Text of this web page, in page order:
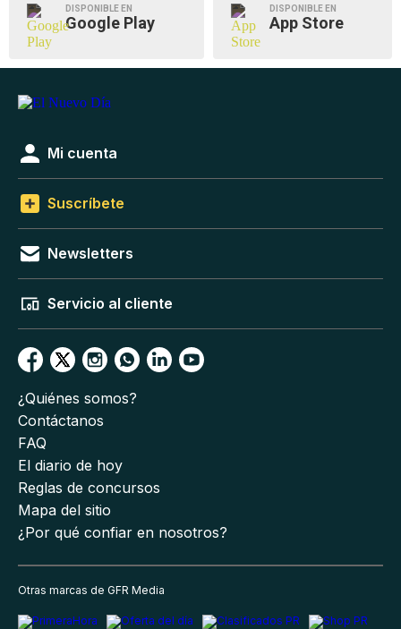
DISPONIBLE EN
Google Play
DISPONIBLE EN
App Store
Mi cuenta
Suscríbete
Newsletters
Servicio al cliente
¿Quiénes somos?
Contáctanos
FAQ
El diario de hoy
Reglas de concursos
Mapa del sitio
¿Por qué confiar en nosotros?
Otras marcas de GFR Media